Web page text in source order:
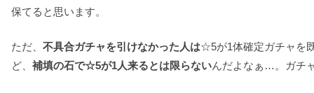
保てると思います。
ただ、 不具合ガチャを引けなかった人は☆5が1体確定ガチャを
ど、 補填の石で☆5が1人来るとは限らないんだよなぁ…。ガチ